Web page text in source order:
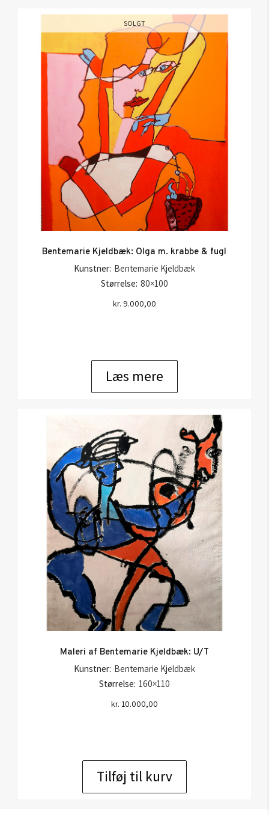
Bentemarie Kjeldbæk: Olga m. krabbe & fugl
Kunstner: Bentemarie Kjeldbæk
Størrelse: 80×100
kr. 9.000,00
SOLGT
Læs mere
Maleri af Bentemarie Kjeldbæk: U/T
Kunstner: Bentemarie Kjeldbæk
Størrelse: 160×110
kr. 10.000,00
Tilføj til kurv